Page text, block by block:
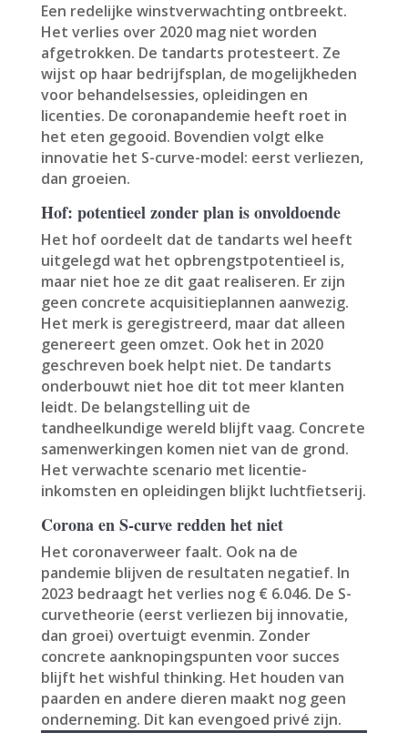
Een redelijke winstverwachting ontbreekt.
Het verlies over 2020 mag niet worden
afgetrokken. De tandarts protesteert. Ze
wijst op haar bedrijfsplan, de mogelijkheden
voor behandelsessies, opleidingen en
licenties. De coronapandemie heeft roet in
het eten gegooid. Bovendien volgt elke
innovatie het S-curve-model: eerst verliezen,
dan groeien.
Hof: potentieel zonder plan is onvoldoende
Het hof oordeelt dat de tandarts wel heeft
uitgelegd wat het opbrengstpotentieel is,
maar niet hoe ze dit gaat realiseren. Er zijn
geen concrete acquisitieplannen aanwezig.
Het merk is geregistreerd, maar dat alleen
genereert geen omzet. Ook het in 2020
geschreven boek helpt niet. De tandarts
onderbouwt niet hoe dit tot meer klanten
leidt. De belangstelling uit de
tandheelkundige wereld blijft vaag. Concrete
samenwerkingen komen niet van de grond.
Het verwachte scenario met licentie-
inkomsten en opleidingen blijkt luchtfietserij.
Corona en S-curve redden het niet
Het coronaverweer faalt. Ook na de
pandemie blijven de resultaten negatief. In
2023 bedraagt het verlies nog € 6.046. De S-
curvetheorie (eerst verliezen bij innovatie,
dan groei) overtuigt evenmin. Zonder
concrete aanknopingspunten voor succes
blijft het wishful thinking. Het houden van
paarden en andere dieren maakt nog geen
onderneming. Dit kan evengoed privé zijn.